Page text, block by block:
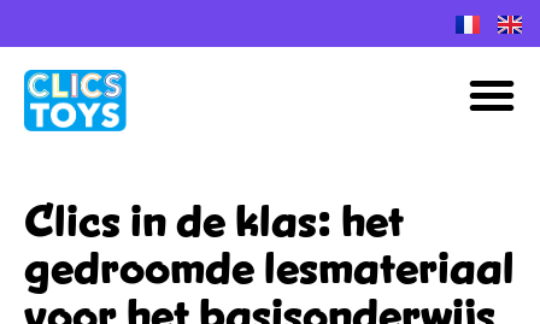
inhoud
Clics in de klas: het
gedroomde lesmateriaal